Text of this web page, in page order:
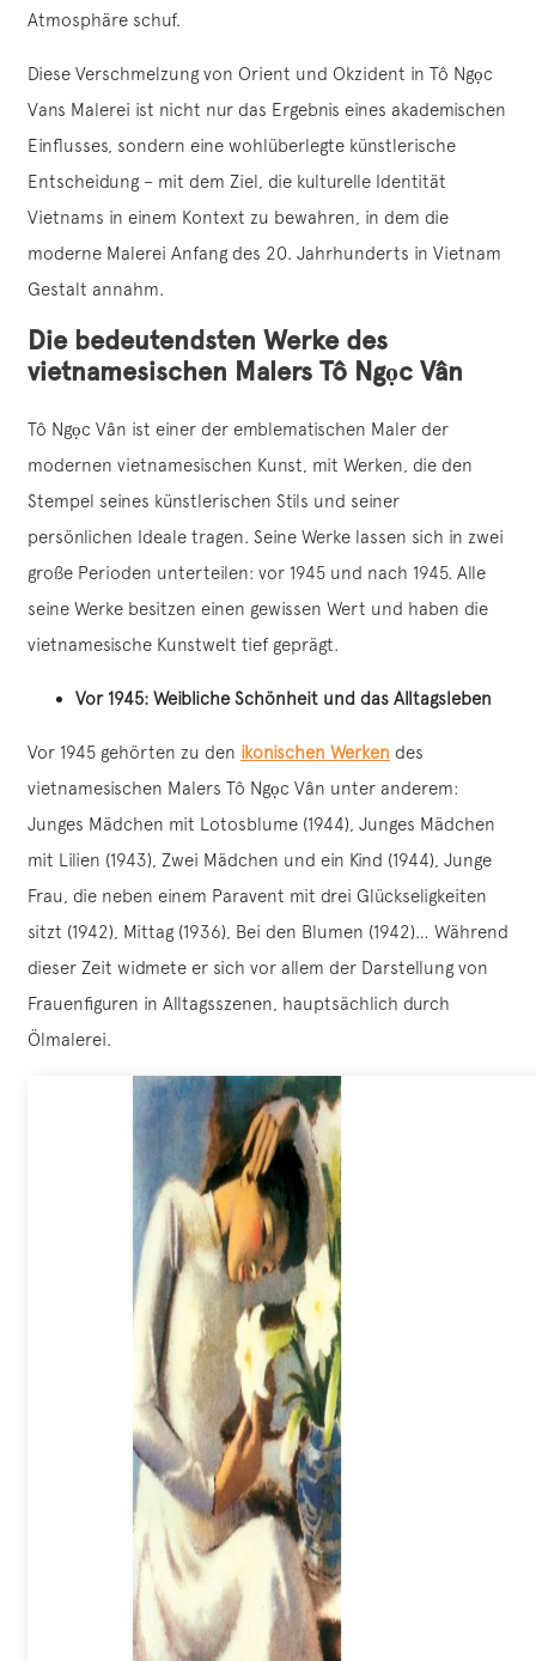
Atmosphäre schuf.
Diese Verschmelzung von Orient und Okzident in Tô Ngọc
Vans Malerei ist nicht nur das Ergebnis eines akademischen
Einflusses, sondern eine wohlüberlegte künstlerische
Entscheidung – mit dem Ziel, die kulturelle Identität
Vietnams in einem Kontext zu bewahren, in dem die
moderne Malerei Anfang des 20. Jahrhunderts in Vietnam
Gestalt annahm.
Die bedeutendsten Werke des
vietnamesischen Malers Tô Ngọc Vân
Tô Ngọc Vân ist einer der emblematischen Maler der
modernen vietnamesischen Kunst, mit Werken, die den
Stempel seines künstlerischen Stils und seiner
persönlichen Ideale tragen. Seine Werke lassen sich in zwei
große Perioden unterteilen: vor 1945 und nach 1945. Alle
seine Werke besitzen einen gewissen Wert und haben die
vietnamesische Kunstwelt tief geprägt.
Vor 1945: Weibliche Schönheit und das Alltagsleben
Vor 1945 gehörten zu den ikonischen Werken des
vietnamesischen Malers Tô Ngọc Vân unter anderem:
Junges Mädchen mit Lotosblume (1944), Junges Mädchen
mit Lilien (1943), Zwei Mädchen und ein Kind (1944), Junge
Frau, die neben einem Paravent mit drei Glückseligkeiten
sitzt (1942), Mittag (1936), Bei den Blumen (1942)… Während
dieser Zeit widmete er sich vor allem der Darstellung von
Frauenfiguren in Alltagsszenen, hauptsächlich durch
Ölmalerei.